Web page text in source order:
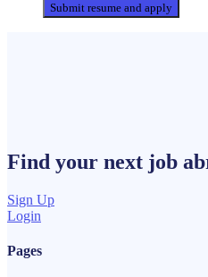
Find your next job
Sign Up
Login
Pages